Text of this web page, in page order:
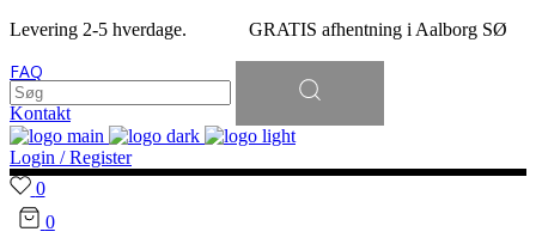
Levering 2-5 hverdage. GRATIS afhentning i Aalborg SØ
FAQ
Kontakt
Søg
efter:
Login / Register
0
0